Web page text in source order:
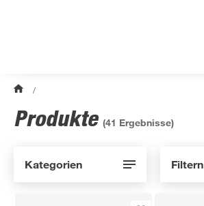
/
Produkte (41 Ergebnisse)
Kategorien Filtern